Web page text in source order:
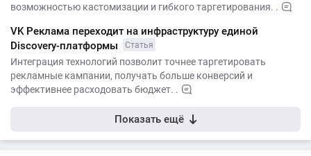
возможностью кастомизации и гибкого таргетирования. .
VK Реклама переходит на инфраструктуру единой
Discovery-платформы
Статья
Интеграция технологий позволит точнее таргетировать
рекламные кампании, получать больше конверсий и
эффективнее расходовать бюджет. .
Показать ещё